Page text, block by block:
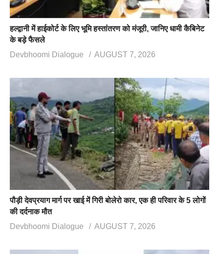
हल्द्वानी में हाईकोर्ट के लिए भूमि हस्तांतरण को मंजूरी, जानिए धामी कैबिनेट
के बड़े फैसले
Devbhoomi Dialogue
AUGUST 7, 2026
पौड़ी देवप्रयाग मार्ग पर खाई में गिरी बोलेरो कार, एक ही परिवार के 5 लोगों
की दर्दनाक मौत
Devbhoomi Dialogue
AUGUST 7, 2026